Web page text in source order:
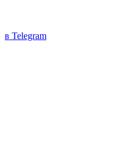
в Telegram